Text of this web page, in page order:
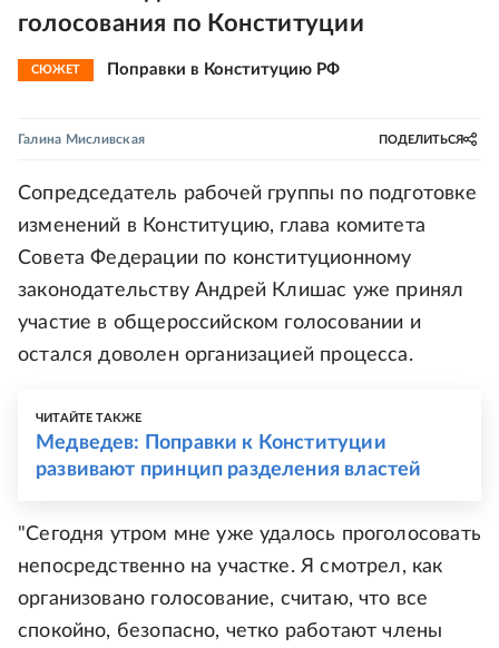
голосования по Конституции
СЮЖЕТ Поправки в Конституцию РФ
Галина Мисливская ПОДЕЛИТЬСЯ
Сопредседатель рабочей группы по подготовке
изменений в Конституцию, глава комитета
Совета Федерации по конституционному
законодательству Андрей Клишас уже принял
участие в общероссийском голосовании и
остался доволен организацией процесса.
ЧИТАЙТЕ ТАКЖЕ
Медведев: Поправки к Конституции
развивают принцип разделения властей
"Сегодня утром мне уже удалось проголосовать
непосредственно на участке. Я смотрел, как
организовано голосование, считаю, что все
спокойно, безопасно, четко работают члены